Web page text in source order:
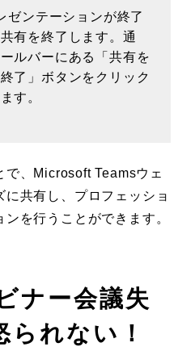
ゼンテーションが終了
有を終了します。通
ルバーにある「共有を
了」ボタンをクリック
す。
で、Microsoft Teamsウェ
に共有し、プロフェッショ
を行うことができます。
ナー会議失
られない！